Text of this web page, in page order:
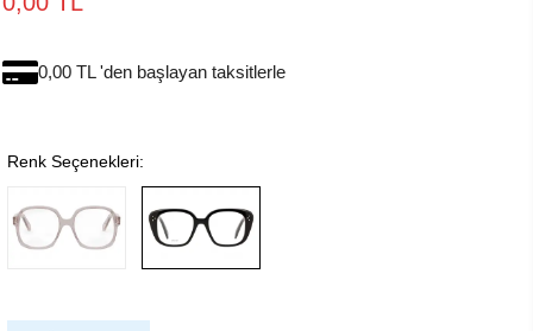
0,00 TL 'den başlayan taksitlerle
Renk Seçenekleri: